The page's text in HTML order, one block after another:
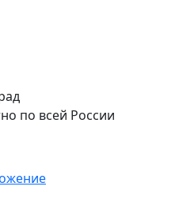
по всей России